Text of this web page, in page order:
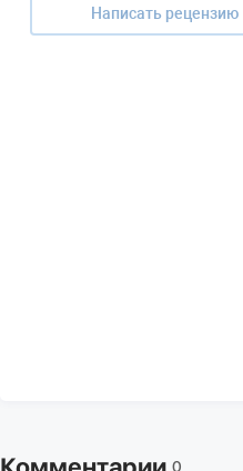
Написать рецензию
0